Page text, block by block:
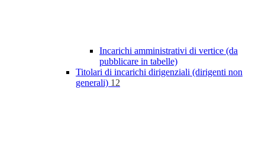
Incarichi amministrativi di vertice (da
pubblicare in tabelle)
Titolari di incarichi dirigenziali (dirigenti non
generali) 12